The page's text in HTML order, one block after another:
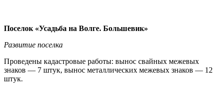
Поселок «Усадьба на Волге. Большевик»
Развитие поселка
Проведены кадастровые работы: вынос свайных межевых
знаков — 7 штук, вынос металлических межевых знаков — 12
штук.